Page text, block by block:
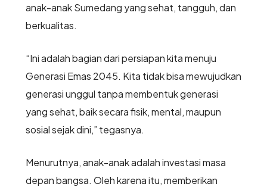
anak-anak Sumedang yang sehat, tangguh, dan
berkualitas.
“Ini adalah bagian dari persiapan kita menuju
Generasi Emas 2045. Kita tidak bisa mewujudkan
generasi unggul tanpa membentuk generasi
yang sehat, baik secara fisik, mental, maupun
sosial sejak dini,” tegasnya.
Menurutnya, anak-anak adalah investasi masa
depan bangsa. Oleh karena itu, memberikan